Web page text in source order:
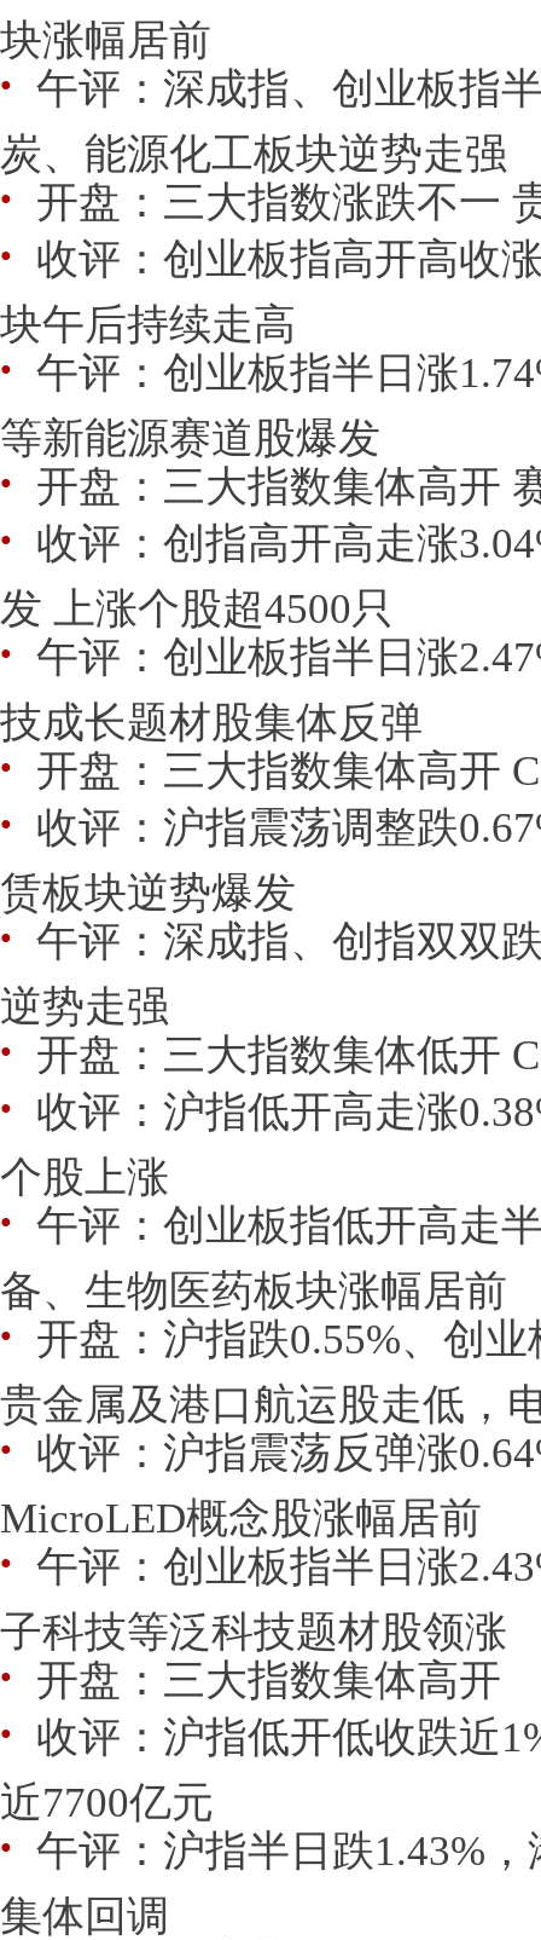
块涨幅居前
● 午评：深成指、创业板指
炭、能源化工板块逆势走强
● 开盘：三大指数涨跌不一
● 收评：创业板指高开高收
块午后持续走高
● 午评：创业板指半日涨
等新能源赛道股爆发
● 开盘：三大指数集体高开
● 收评：创指高开高走涨
发 上涨个股超4500只
● 午评：创业板指半日涨
技成长题材股集体反弹
● 开盘：三大指数集体高开
● 收评：沪指震荡调整跌
赁板块逆势爆发
● 午评：深成指、创指双双
逆势走强
● 开盘：三大指数集体低开
● 收评：沪指低开高走涨
个股上涨
● 午评：创业板指低开高走
备、生物医药板块涨幅居前
● 开盘：沪指跌0.55%、创
贵金属及港口航运股走低，
● 收评：沪指震荡反弹涨
MicroLED概念股涨幅居前
● 午评：创业板指半日涨
子科技等泛科技题材股领涨
● 开盘：三大指数集体高开
● 收评：沪指低开低收跌近
近7700亿元
● 午评：沪指半日跌1.43%
集体回调